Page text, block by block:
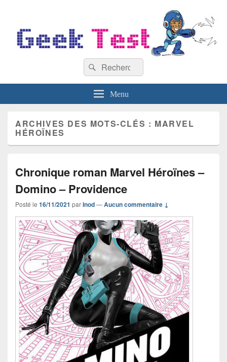
Recherche :
Rechercher
Menu
ARCHIVES DES MOTS-CLÉS : MARVEL
HÉROÏNES
Chronique roman Marvel Héroïnes –
Domino – Providence
Posté le 16/11/2021 parInod—Aucun commentaire ↓